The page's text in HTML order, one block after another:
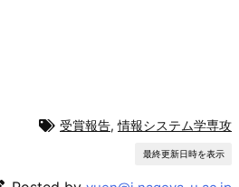
受賞報告,情報システム学専攻
最終更新日時を表示